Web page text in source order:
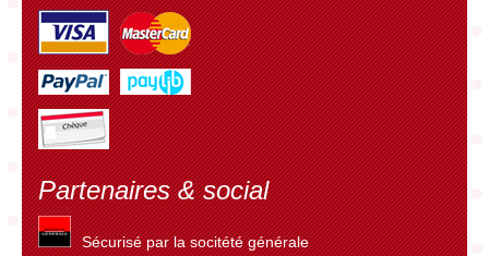
Partenaires & social
Sécurisé par la socitété générale